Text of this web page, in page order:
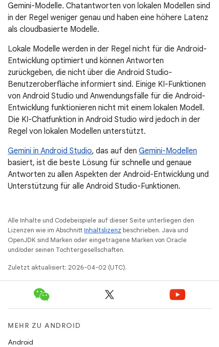
Gemini-Modelle. Chatantworten von lokalen Modellen sind
in der Regel weniger genau und haben eine höhere Latenz
als cloudbasierte Modelle.
Lokale Modelle werden in der Regel nicht für die Android-
Entwicklung optimiert und können Antworten
zurückgeben, die nicht über die Android Studio-
Benutzeroberfläche informiert sind. Einige KI-Funktionen
von Android Studio und Anwendungsfälle für die Android-
Entwicklung funktionieren nicht mit einem lokalen Modell.
Die KI-Chatfunktion in Android Studio wird jedoch in der
Regel von lokalen Modellen unterstützt.
Gemini in Android Studio, das auf den Gemini-Modellen
basiert, ist die beste Lösung für schnelle und genaue
Antworten zu allen Aspekten der Android-Entwicklung und
Unterstützung für alle Android Studio-Funktionen.
Alle Inhalte und Codebeispiele auf dieser Seite unterliegen den
Lizenzen wie im AbschnittInhaltslizenz beschrieben. Java und
OpenJDK sind Marken oder eingetragene Marken von Oracle
und/oder seinen Tochtergesellschaften.
Zuletzt aktualisiert: 2026-04-02 (UTC).
MEHR ZU ANDROID
Android